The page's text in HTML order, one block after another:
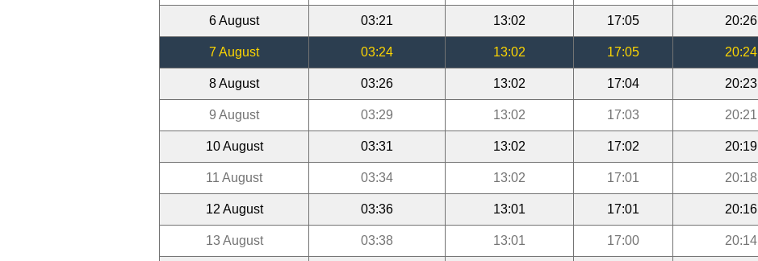
6 August 03:21 13:02 17:05 20:26
7 August 03:24 13:02 17:05 20:24
8 August 03:26 13:02 17:04 20:23
9 August 03:29 13:02 17:03 20:21
10 August 03:31 13:02 17:02 20:19
11 August 03:34 13:02 17:01 20:18
12 August 03:36 13:01 17:01 20:16
13 August 03:38 13:01 17:00 20:14